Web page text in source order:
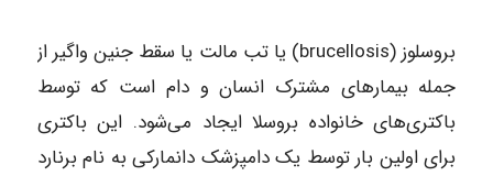
بروسلوز (brucellosis) یا تب مالت یا سقط جنین واگیر از
جمله بیمارهای مشترک انسان و دام است که توسط
باکتری‌های خانواده بروسلا ایجاد می‌شود. این باکتری
برای اولین بار توسط یک دامپزشک دانمارکی به نام برنارد